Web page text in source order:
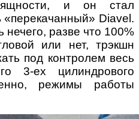
и он стал
Diavel.
нечего, разве что 100%
или нет, трэкшн
под контролем весь
3-ех цилиндрового
режимы работы